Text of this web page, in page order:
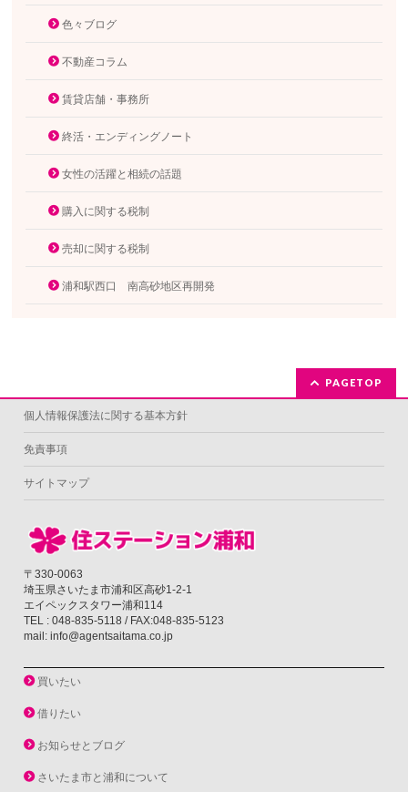
色々ブログ
不動産コラム
賃貸店舗・事務所
終活・エンディングノート
女性の活躍と相続の話題
購入に関する税制
売却に関する税制
浦和駅西口 南高砂地区再開発
PAGETOP
個人情報保護法に関する基本方針
免責事項
サイトマップ
〒330-0063
埼玉県さいたま市浦和区高砂1-2-1
エイペックスタワー浦和114
TEL : 048-835-5118 / FAX:048-835-5123
mail: info@agentsaitama.co.jp
買いたい
借りたい
お知らせとブログ
さいたま市と浦和について